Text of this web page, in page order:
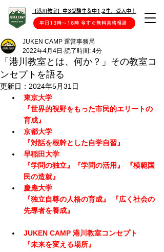
平日13時〜16時 今すぐ無料合格相談
【港川教室】中3受験生＆中1,2生、受入中！
「港川教室とは、何か？」その教室コ
ンセプトを語る
JUKEN CAMP 運営事務局
2022年4月4日 読了時間: 4分
更新日： 2024年5月31日
東京大学
『世界的視野をもった市民的エリートの
育成』
京都大学
『対話を根幹とした自学自習』
早稲田大学
『学問の独立』『学問の活用』 『模範国
民の造就』
慶應大学
『独立自尊の人格の育成』 『広く社会の
先導者を養成』
JUKEN CAMP 港川教室コンセプト
『未来を変える場所』